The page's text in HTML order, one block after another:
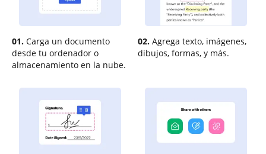
01. Carga un documento
desde tu ordenador o
almacenamiento en la nube.
02. Agrega texto, imágenes,
dibujos, formas, y más.